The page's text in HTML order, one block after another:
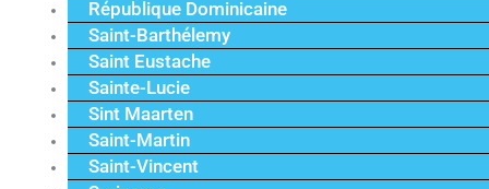
République Dominicaine
Saint-Barthélemy
Saint Eustache
Sainte-Lucie
Sint Maarten
Saint-Martin
Saint-Vincent